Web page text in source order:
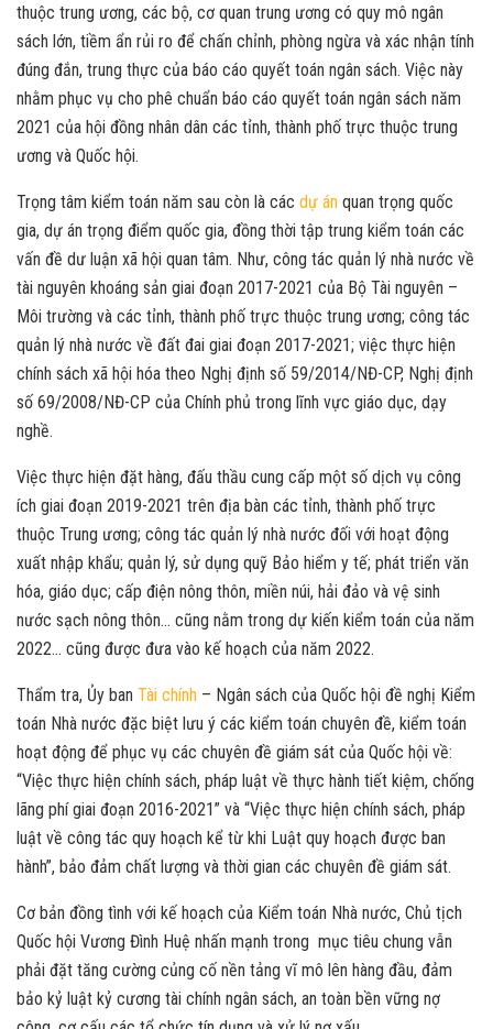
thuộc trung ương, các bộ, cơ quan trung ương có quy mô ngân
sách lớn, tiềm ẩn rủi ro để chấn chỉnh, phòng ngừa và xác nhận tính
đúng đắn, trung thực của báo cáo quyết toán ngân sách. Việc này
nhằm phục vụ cho phê chuẩn báo cáo quyết toán ngân sách năm
2021 của hội đồng nhân dân các tỉnh, thành phố trực thuộc trung
ương và Quốc hội.
Trọng tâm kiểm toán năm sau còn là các dự án quan trọng quốc
gia, dự án trọng điểm quốc gia, đồng thời tập trung kiểm toán các
vấn đề dư luận xã hội quan tâm. Như, công tác quản lý nhà nước về
tài nguyên khoáng sản giai đoạn 2017-2021 của Bộ Tài nguyên –
Môi trường và các tỉnh, thành phố trực thuộc trung ương; công tác
quản lý nhà nước về đất đai giai đoạn 2017-2021; việc thực hiện
chính sách xã hội hóa theo Nghị định số 59/2014/NĐ-CP, Nghị định
số 69/2008/NĐ-CP của Chính phủ trong lĩnh vực giáo dục, dạy
nghề.
Việc thực hiện đặt hàng, đấu thầu cung cấp một số dịch vụ công
ích giai đoạn 2019-2021 trên địa bàn các tỉnh, thành phố trực
thuộc Trung ương; công tác quản lý nhà nước đối với hoạt động
xuất nhập khẩu; quản lý, sử dụng quỹ Bảo hiểm y tế; phát triển văn
hóa, giáo dục; cấp điện nông thôn, miền núi, hải đảo và vệ sinh
nước sạch nông thôn… cũng nằm trong dự kiến kiểm toán của năm
2022… cũng được đưa vào kế hoạch của năm 2022.
Thẩm tra, Ủy ban Tài chính – Ngân sách của Quốc hội đề nghị Kiểm
toán Nhà nước đặc biệt lưu ý các kiểm toán chuyên đề, kiểm toán
hoạt động để phục vụ các chuyên đề giám sát của Quốc hội về:
“Việc thực hiện chính sách, pháp luật về thực hành tiết kiệm, chống
lãng phí giai đoạn 2016-2021” và “Việc thực hiện chính sách, pháp
luật về công tác quy hoạch kể từ khi Luật quy hoạch được ban
hành”, bảo đảm chất lượng và thời gian các chuyên đề giám sát.
Cơ bản đồng tình với kế hoạch của Kiểm toán Nhà nước, Chủ tịch
Quốc hội Vương Đình Huệ nhấn mạnh trong mục tiêu chung vẫn
phải đặt tăng cường củng cố nền tảng vĩ mô lên hàng đầu, đảm
bảo kỷ luật kỷ cương tài chính ngân sách, an toàn bền vững nợ